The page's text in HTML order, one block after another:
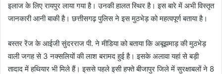
इलाज के लिए रायपुर लाया गया है। उनकी हालत स्थिर है। इस बारे में अभी विस्तृत
जानकारी आनी बाकी है। छत्तीसगढ़ पुलिस ने इस मुठभेड़ को महत्वपूर्ण बताया है।
बस्तर रेंज के आईजी सुंदरराज पी. ने मीडिया को बताया कि अबूझमाड़ की मुठभेड़
वाली जगह से 3 नक्सलियों की लाश बरामद हुई है। इसके अलावा यहां से बड़ी
तादाद में हथियार भी मिले हैं। इससे पहले इसी हफ्ते बीजापुर जिले में सुरक्षाबलों ने 8